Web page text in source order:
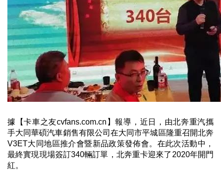
據【卡車之友cvfans.com.cn】報導，近日，由北奔重汽攜
手大同華碩汽車銷售有限公司在大同市平城區隆重召開北奔
V3ET大同地區推介會暨新品政策發佈會。在此次活動中，
最終實現現場簽訂340輛訂單，北奔重卡迎來了2020年開門
紅。